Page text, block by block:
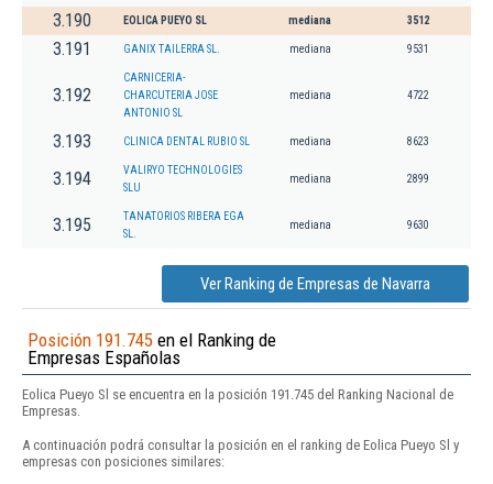
3.190 EOLICA PUEYO SL mediana 3512
3.191 GANIX TAILERRA SL. mediana 9531
3.192
CARNICERIA-
CHARCUTERIA JOSE
ANTONIO SL
mediana 4722
3.193 CLINICA DENTAL RUBIO SL mediana 8623
3.194
VALIRYO TECHNOLOGIES
SLU
mediana 2899
3.195
TANATORIOS RIBERA EGA
SL.
mediana 9630
Ver Ranking de Empresas de Navarra
Posición 191.745 en el Ranking de
Empresas Españolas
Eolica Pueyo Sl se encuentra en la posición 191.745 del Ranking Nacional de
Empresas.
A continuación podrá consultar la posición en el ranking de Eolica Pueyo Sl y
empresas con posiciones similares: